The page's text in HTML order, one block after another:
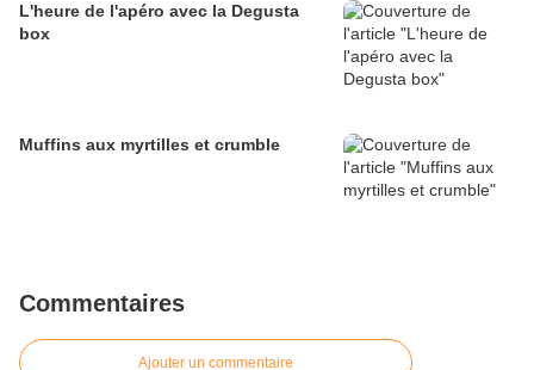
L'heure de l'apéro avec la Degusta
box
Muffins aux myrtilles et crumble
Commentaires
Ajouter un commentaire